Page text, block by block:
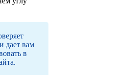
дает вам
в